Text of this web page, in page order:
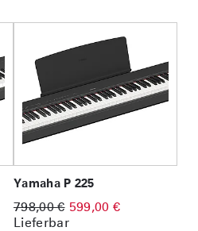
Yamaha P 225
798,00 € 599,00 €
Lieferbar